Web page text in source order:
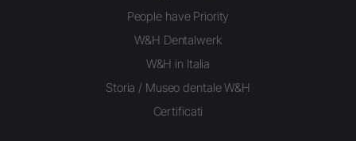
People have Priority
W&H Dentalwerk
W&H in Italia
Storia / Museo dentale W&H
Certificati